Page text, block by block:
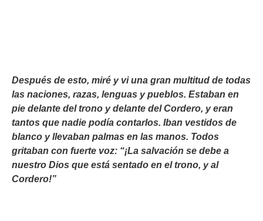
Después de esto, miré y vi una gran multitud de todas
las naciones, razas, lenguas y pueblos. Estaban en
pie delante del trono y delante del Cordero, y eran
tantos que nadie podía contarlos. Iban vestidos de
blanco y llevaban palmas en las manos. Todos
gritaban con fuerte voz: “¡La salvación se debe a
nuestro Dios que está sentado en el trono, y al
Cordero!”